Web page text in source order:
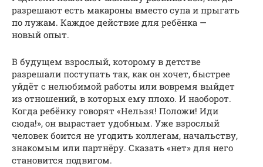
разрешают есть макароны вместо супа и прыгать
по лужам. Каждое действие для ребёнка —
новый опыт.
В будущем взрослый, которому в детстве
разрешали поступать так, как он хочет, быстрее
уйдёт с нелюбимой работы или вовремя выйдет
из отношений, в которых ему плохо. И наоборот.
Когда ребёнку говорят «Нельзя! Положи! Иди
сюда!», он вырастает удобным. Уже взрослый
человек боится не угодить коллегам, начальству,
знакомым или партнёру. Сказать «нет» для него
становится подвигом.